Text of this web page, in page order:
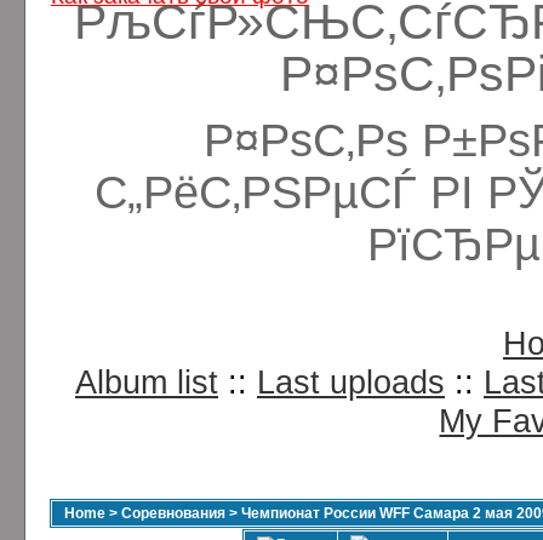
Р¤РѕС‚Рѕ
С„РёС‚РЅРµСЃ РІ
Album list :: Last uploads ::
My
Home > Соревнования > Чемпионат России WFF Самара 2 мая